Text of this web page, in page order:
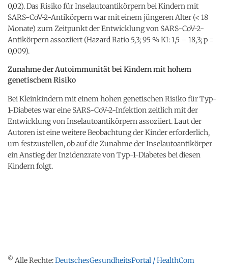
0,02). Das Risiko für Inselautoantikörpern bei Kindern mit
SARS-CoV-2-Antikörpern war mit einem jüngeren Alter (< 18
Monate) zum Zeitpunkt der Entwicklung von SARS-CoV-2-
Antikörpern assoziiert (Hazard Ratio 5,3; 95 % KI: 1,5 – 18,3; p =
0,009).
Zunahme der Autoimmunität bei Kindern mit hohem
genetischem Risiko
Bei Kleinkindern mit einem hohen genetischen Risiko für Typ-
1-Diabetes war eine SARS-CoV-2-Infektion zeitlich mit der
Entwicklung von Inselautoantikörpern assoziiert. Laut der
Autoren ist eine weitere Beobachtung der Kinder erforderlich,
um festzustellen, ob auf die Zunahme der Inselautoantikörper
ein Anstieg der Inzidenzrate von Typ-1-Diabetes bei diesen
Kindern folgt.
© Alle Rechte:DeutschesGesundheitsPortal / HealthCom